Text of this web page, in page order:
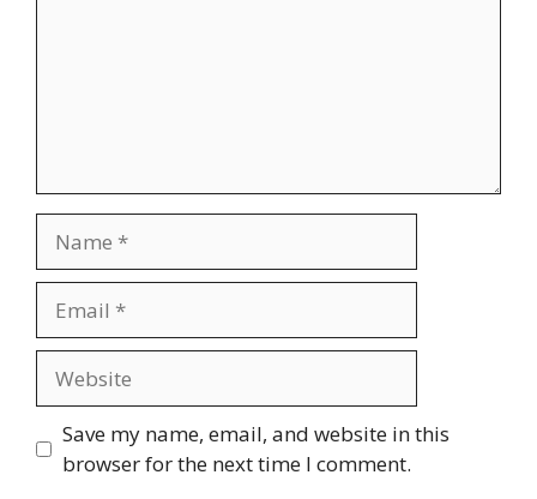
Save my name, email, and website in this
browser for the next time I comment.